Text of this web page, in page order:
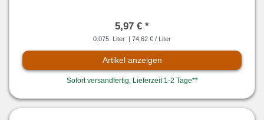
5,97 € *
0.075 Liter | 74,62 € / Liter
Artikel anzeigen
Sofort versandfertig, Lieferzeit 1-2 Tage**